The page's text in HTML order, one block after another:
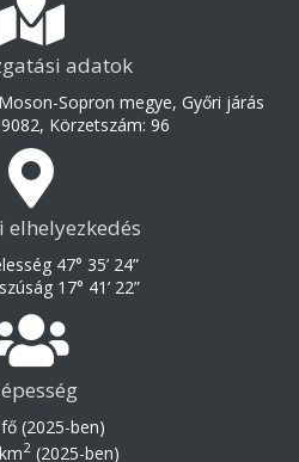
adatok
Sopron megye, Győri járás
Körzetszám: 96
elhelyezkedés
47° 35’ 24”
17° 41’ 22”
(2025-ben)
2(2025-ben)